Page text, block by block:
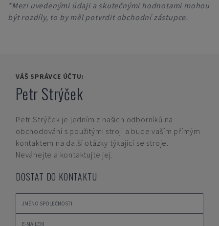
*Mezi uvedenými údaji a skutečnými hodnotami mohou
být rozdíly, to by měl potvrdit obchodní zástupce.
VÁŠ SPRÁVCE ÚČTU:
Petr Strýček
Petr Strýček je jedním z našich odborníků na
obchodování s použitými stroji a bude vaším přímým
kontaktem na další otázky týkající se stroje.
Neváhejte a kontaktujte jej.
DOSTAT DO KONTAKTU